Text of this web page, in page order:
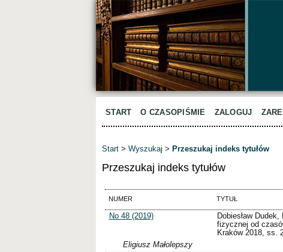
START O CZASOPIŚMIE ZALOGUJ
Start > Wyszukaj > Przeszukaj indeks tytułów
Przeszukaj indeks tytułów
NUMER TYTUŁ
No 48 (2019)
Dobiesław
fizycznej od
Kraków 2018, ss.
Eligiusz Małolepszy